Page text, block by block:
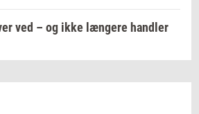
ved – og ikke længere handler